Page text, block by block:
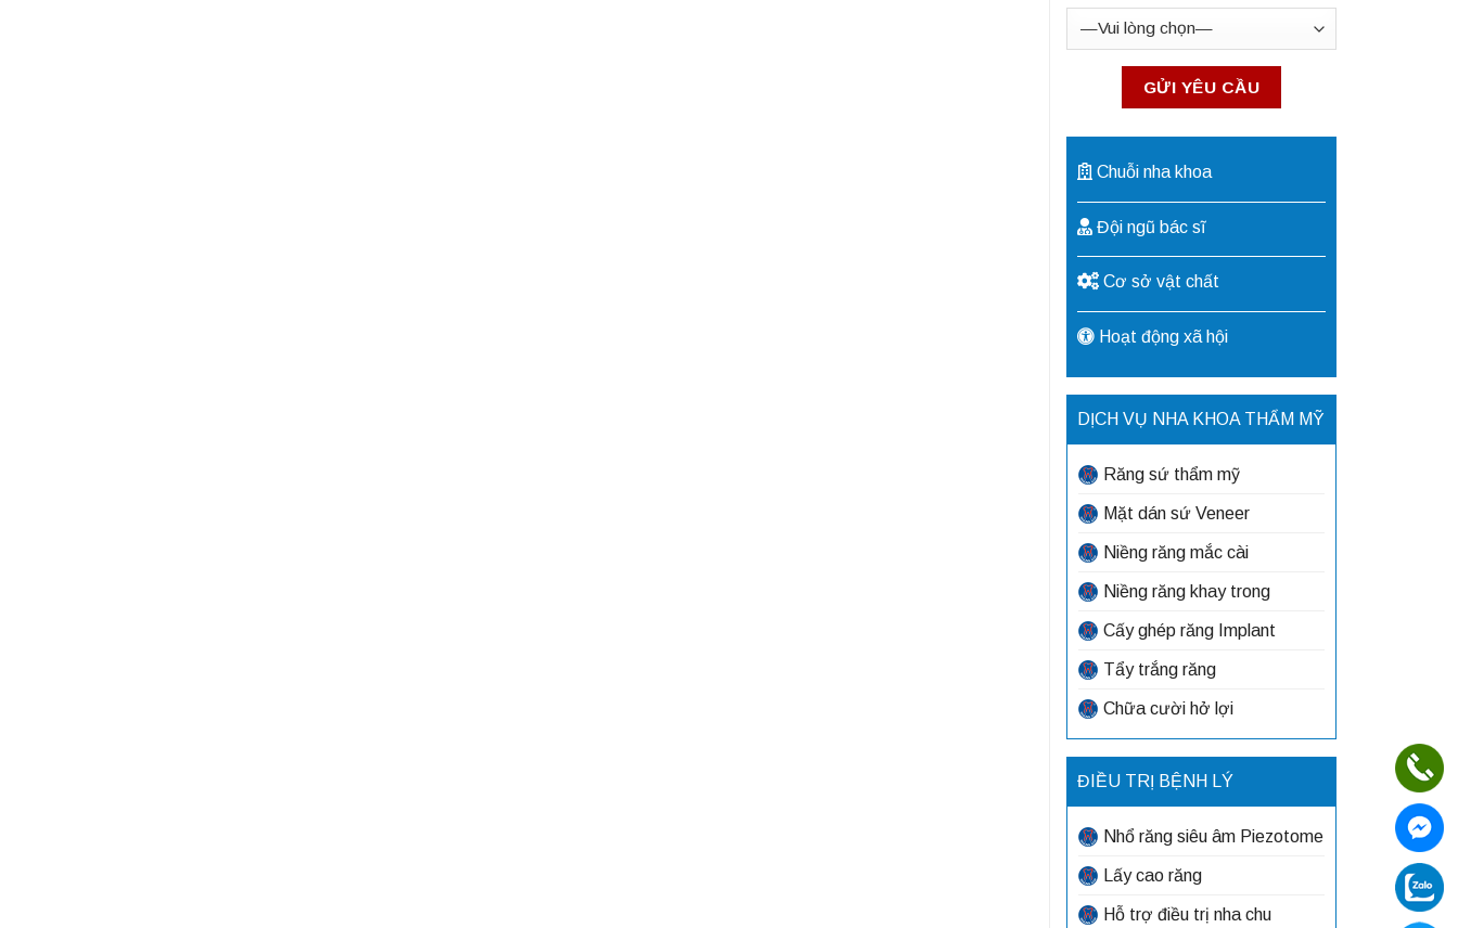
Chuỗi nha khoa
Đội ngũ bác sĩ
Cơ sở vật chất
Hoạt động xã hội
DỊCH VỤ NHA KHOA THẨM MỸ
Răng sứ thẩm mỹ
Mặt dán sứ Veneer
Niềng răng mắc cài
Niềng răng khay trong
Cấy ghép răng Implant
Tẩy trắng răng
Chữa cười hở lợi
ĐIỀU TRỊ BỆNH LÝ
Nhổ răng siêu âm Piezotome
Lấy cao răng
Hỗ trợ điều trị nha chu